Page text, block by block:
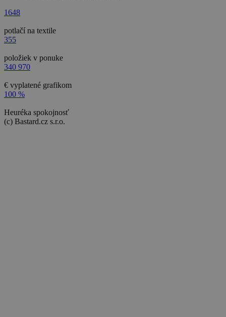
1648
potlačí na textile
355
položiek v ponuke
340 970
€ vyplatené grafikom
100 %
Heuréka spokojnosť
(c) Bastard.cz s.r.o.